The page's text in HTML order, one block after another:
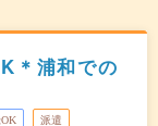
＊浦和での
派遣